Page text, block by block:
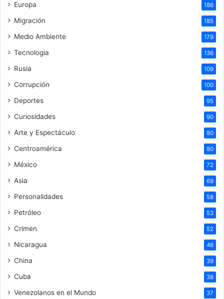
Europa 186
Migración 185
Medio Ambiente 179
Tecnologia 136
Rusia 109
Corrupción 100
Deportes 95
Curiosidades 90
Arte y Espectáculo 80
Centroamérica 80
México 72
Asia 69
Personalidades 58
Petróleo 53
Crimen 52
Nicaragua 46
China 39
Cuba 38
Venezolanos en el Mundo 37